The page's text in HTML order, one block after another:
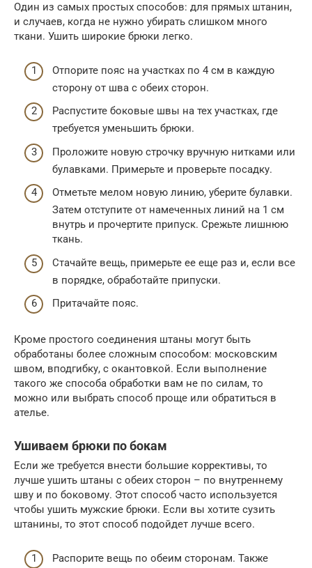
Один из самых простых способов: для прямых штанин,
и случаев, когда не нужно убирать слишком много
ткани. Ушить широкие брюки легко.
Отпорите пояс на участках по 4 см в каждую
сторону от шва с обеих сторон.
Распустите боковые швы на тех участках, где
требуется уменьшить брюки.
Проложите новую строчку вручную нитками или
булавками. Примерьте и проверьте посадку.
Отметьте мелом новую линию, уберите булавки.
Затем отступите от намеченных линий на 1 см
внутрь и прочертите припуск. Срежьте лишнюю
ткань.
Стачайте вещь, примерьте ее еще раз и, если все
в порядке, обработайте припуски.
Притачайте пояс.
Кроме простого соединения штаны могут быть
обработаны более сложным способом: московским
швом, вподгибку, с окантовкой. Если выполнение
такого же способа обработки вам не по силам, то
можно или выбрать способ проще или обратиться в
ателье.
Ушиваем брюки по бокам
Если же требуется внести большие коррективы, то
лучше ушить штаны с обеих сторон – по внутреннему
шву и по боковому. Этот способ часто используется
чтобы ушить мужские брюки. Если вы хотите сузить
штанины, то этот способ подойдет лучше всего.
Распорите вещь по обеим сторонам. Также